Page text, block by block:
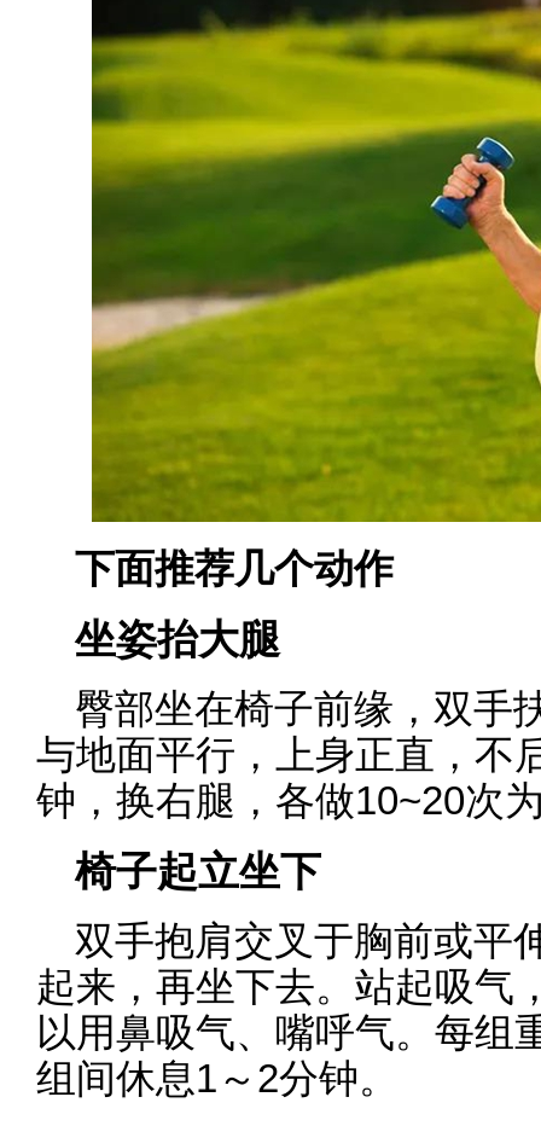
下面推荐几个动作
坐姿抬大腿
臀部坐在椅子前缘，双手
与地面平行，上身正直，不
钟，换右腿，各做10~20次
椅子起立坐下
双手抱肩交叉于胸前或平
起来，再坐下去。站起吸气
以用鼻吸气、嘴呼气。每组
组间休息1～2分钟。